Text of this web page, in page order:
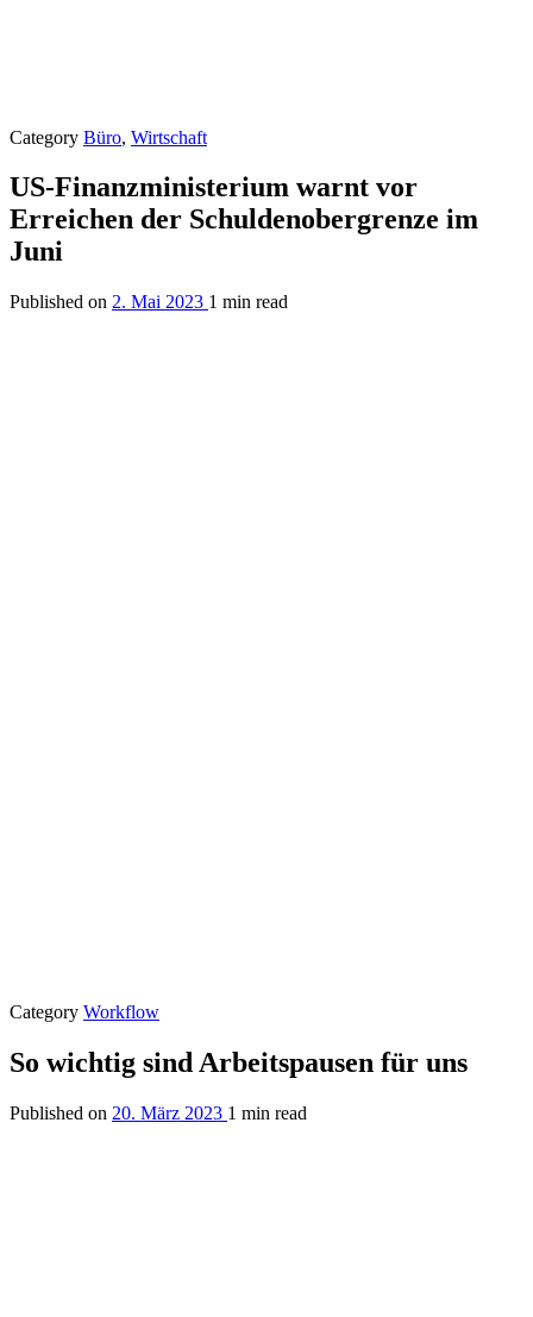
Category Büro, Wirtschaft
US-Finanzministerium warnt vor
Erreichen der Schuldenobergrenze im
Juni
Published on 2. Mai 2023 1 min read
Category Workflow
So wichtig sind Arbeitspausen für uns
Published on 20. März 2023 1 min read